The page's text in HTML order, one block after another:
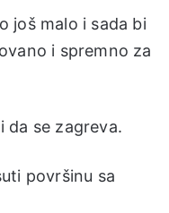
još malo i sada bi
i spremno za
da se zagreva.
površinu sa